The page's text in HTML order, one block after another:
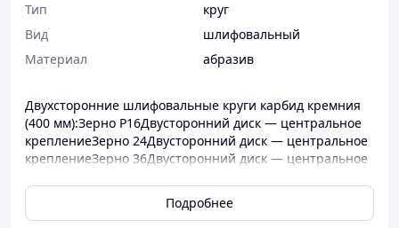
Тип
круг
Вид
шлифовальный
Материал
абразив
Двухсторонние шлифовальные круги карбид кремния
(400 мм):Зерно Р16Двусторонний диск — центральное
креплениеЗерно 24Двусторонний диск — центральное
креплениеЗерно 36Двусторонний диск — центральное
центральное креплениеЗерно Р60 Двусторонний диск
— центральное креплениеЗерно Р80 Двусторонний
Подробнее